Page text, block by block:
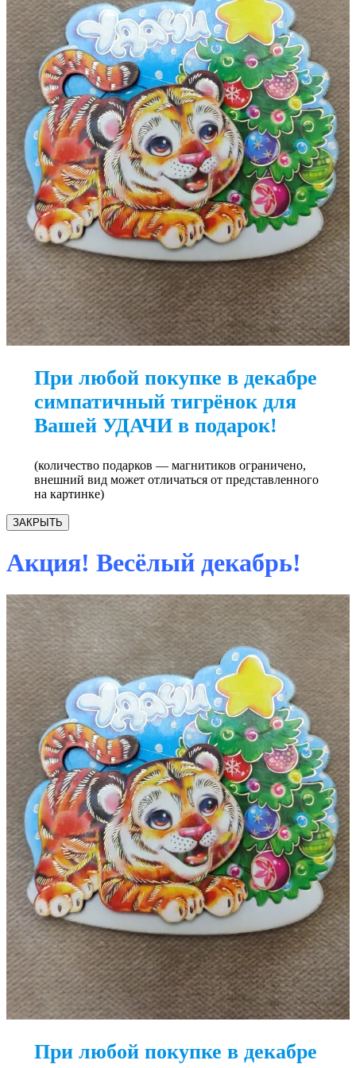
При любой покупке в декабре
симпатичный тигрёнок для
Вашей УДАЧИ в подарок!
(количество подарков — магнитиков ограничено,
внешний вид может отличаться от представленного
на картинке)
ЗАКРЫТЬ
Акция! Весёлый декабрь!
При любой покупке в декабре